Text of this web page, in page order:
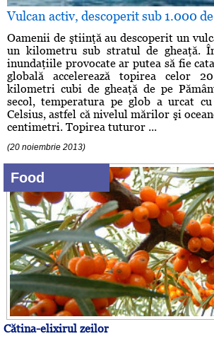
Vulcan activ, descoperit sub 1.000
Oamenii de ştiinţă au descoperit un
un kilometru sub stratul de gheaţă.
inundaţiile provocate ar putea să fie
globală accelerează topirea celor
kilometri cubi de gheaţă de pe
secol, temperatura pe glob a urcat
Celsius, astfel că nivelul mărilor şi
centimetri. Topirea tuturor ...
(20 noiembrie 2013)
Food
Cătina-elixirul zeilor